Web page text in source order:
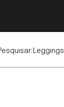
Tops
Leggings